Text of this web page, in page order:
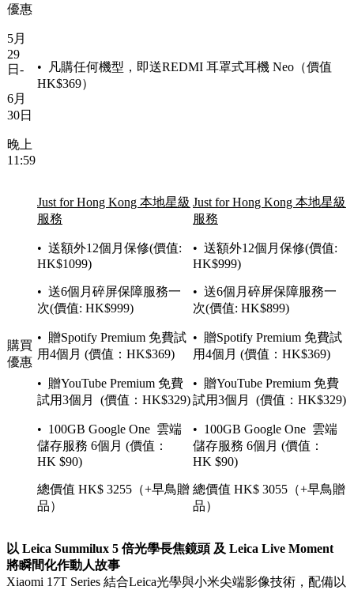
優惠
5月
29
日-
6月
30日
晚上
11:59
• 凡購任何機型，即送REDMI 耳罩式耳機 Neo（價值
HK$369）
購買
優惠
Just for Hong Kong 本地星級
服務
• 送額外12個月保修(價值:
HK$1099)
• 送6個月碎屏保障服務一
次(價值: HK$999)
• 贈Spotify Premium 免費試
用4個月 (價值：HK$369)
• 贈YouTube Premium 免費
試用3個月 (價值：HK$329)
• 100GB Google One 雲端
儲存服務 6個月 (價值：
HK $90)
總價值 HK$ 3255（+早鳥贈
品）
Just for Hong Kong 本地星級
服務
• 送額外12個月保修(價值:
HK$999)
• 送6個月碎屏保障服務一
次(價值: HK$899)
• 贈Spotify Premium 免費試
用4個月 (價值：HK$369)
• 贈YouTube Premium 免費
試用3個月 (價值：HK$329)
• 100GB Google One 雲端
儲存服務 6個月 (價值：
HK $90)
總價值 HK$ 3055（+早鳥贈
品）
以 Leica Summilux 5 倍光學長焦鏡頭 及 Leica Live Moment
將瞬間化作動人故事
Xiaomi 17T Series 結合Leica光學與小米尖端影像技術，配備以